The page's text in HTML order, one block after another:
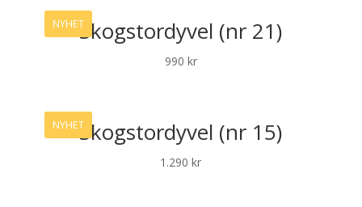
NYHETSkogstordyvel (nr 21)
990 kr
NYHETSkogstordyvel (nr 15)
1.290kr